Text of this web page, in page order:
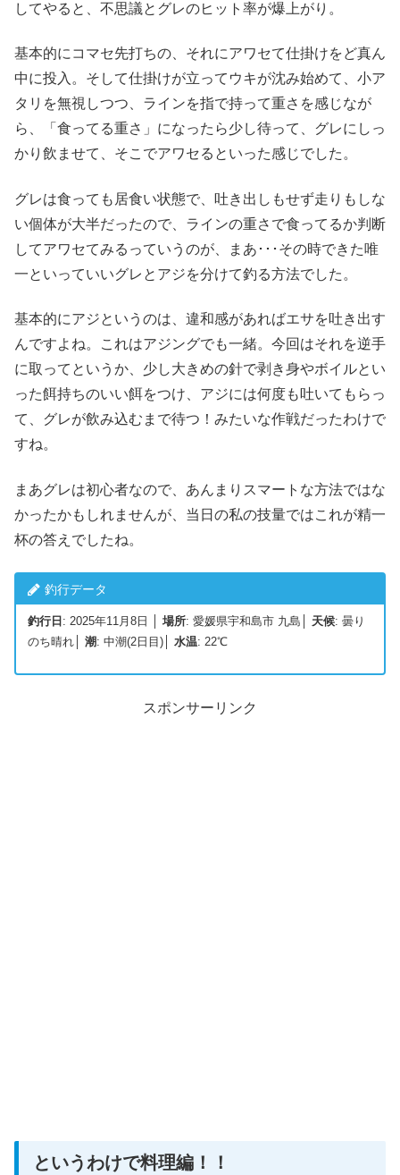
してやると、不思議とグレのヒット率が爆上がり。
基本的にコマセ先打ちの、それにアワセて仕掛けをど真ん
中に投入。そして仕掛けが立ってウキが沈み始めて、小ア
タリを無視しつつ、ラインを指で持って重さを感じなが
ら、「食ってる重さ」になったら少し待って、グレにしっ
かり飲ませて、そこでアワセるといった感じでした。
グレは食っても居食い状態で、吐き出しもせず走りもしな
い個体が大半だったので、ラインの重さで食ってるか判断
してアワセてみるっていうのが、まあ･･･その時できた唯
一といっていいグレとアジを分けて釣る方法でした。
基本的にアジというのは、違和感があればエサを吐き出す
んですよね。これはアジングでも一緒。今回はそれを逆手
に取ってというか、少し大きめの針で剥き身やボイルとい
った餌持ちのいい餌をつけ、アジには何度も吐いてもらっ
て、グレが飲み込むまで待つ！みたいな作戦だったわけで
すね。
まあグレは初心者なので、あんまりスマートな方法ではな
かったかもしれませんが、当日の私の技量ではこれが精一
杯の答えでしたね。
釣行データ
釣行日 : 2025年11月8日 │ 場所: 愛媛県宇和島市 九島│ 天候: 曇り
のち晴れ│ 潮: 中潮(2日目)│ 水温: 22℃
スポンサーリンク
というわけで料理編！！